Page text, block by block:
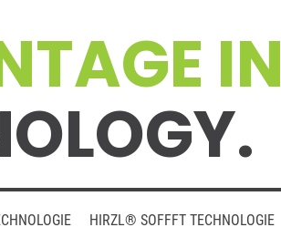
IN
HIRZL® SOFFFT TECHNOLOGIE